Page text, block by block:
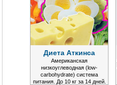
Диета Аткинса
Американская
низкоуглеводная (low-
carbohydrate) система
питания. До 10 кг за 14 дней.